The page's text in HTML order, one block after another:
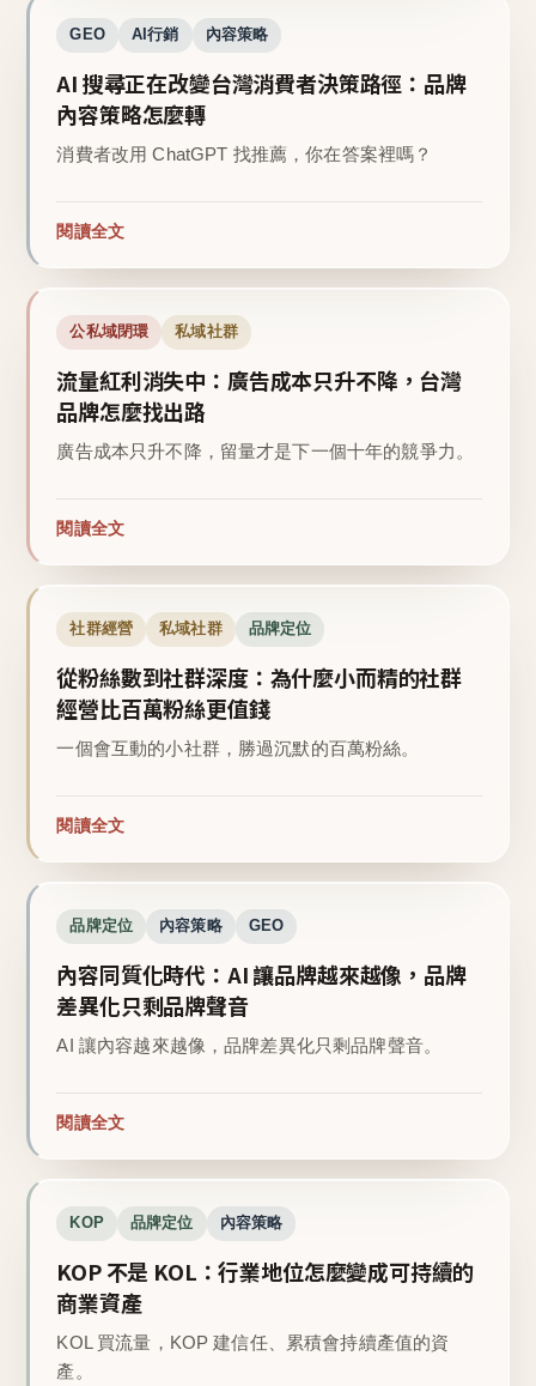
GEO AI行銷 內容策略
AI 搜尋正在改變台灣消費者決策路徑：品牌
內容策略怎麼轉
消費者改用 ChatGPT 找推薦，你在答案裡嗎？
閱讀全文
公私域閉環 私域社群
流量紅利消失中：廣告成本只升不降，台灣
品牌怎麼找出路
廣告成本只升不降，留量才是下一個十年的競爭力。
閱讀全文
社群經營 私域社群 品牌定位
從粉絲數到社群深度：為什麼小而精的社群
經營比百萬粉絲更值錢
一個會互動的小社群，勝過沉默的百萬粉絲。
閱讀全文
品牌定位 內容策略 GEO
內容同質化時代：AI 讓品牌越來越像，品牌
差異化只剩品牌聲音
AI 讓內容越來越像，品牌差異化只剩品牌聲音。
閱讀全文
KOP 品牌定位 內容策略
KOP 不是 KOL：行業地位怎麼變成可持續的
商業資產
KOL 買流量，KOP 建信任、累積會持續產值的資
產。